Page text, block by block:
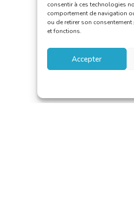
consentir à ces technologies
comportement de navigation
ou de retirer son
et fonctions.
Accepter